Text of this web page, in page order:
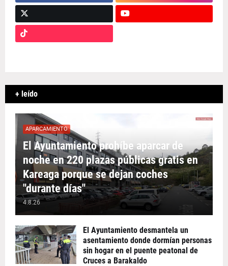
+ leído
APARCAMIENTO
El Ayuntamiento prohíbe aparcar de
noche en 220 plazas públicas gratis en
Kareaga porque se dejan coches
"durante días"
4.8.26
El Ayuntamiento desmantela un
asentamiento donde dormían personas
sin hogar en el puente peatonal de
Cruces a Barakaldo